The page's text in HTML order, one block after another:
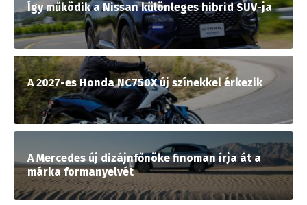
Így működik a Nissan különleges hibrid SUV-ja
A 2027-es Honda NC750X új színekkel érkezik
A Mercedes új dizájnfőnöke finoman írja át a
márka formanyelvét